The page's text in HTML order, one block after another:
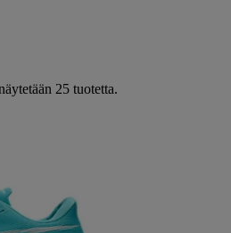
25 tuotetta.